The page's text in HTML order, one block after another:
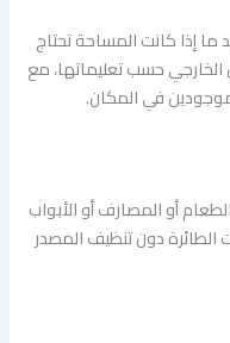
ما إذا كانت المساحة تحتاج
حسب تعليماتها، مع
في المكان.
أو المصارف أو الأبواب
دون تنظيف المصدر